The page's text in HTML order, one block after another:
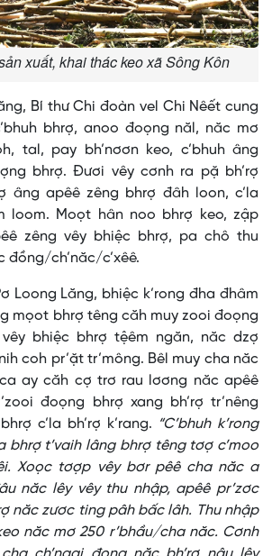
xuất, khai thác keo xã Sông Kôn
Bí thư Chi đoàn vel Chi Nêết cung
bhrợ, anoo đoọng năl, năc mơ
tal, pay bh’nơơn keo, c’bhuh âng
bhrợ. Đươi vêy cơnh ra pặ bh’rợ
âng apêê zêng bhrợ đâh loon, c’la
loom. Moọt hân noo bhrợ keo, zập
zêng vêy bhiệc bhrợ, pa chô thu
đồng/ch’năc/c’xêê.
Loong Lăng, bhiệc k’rong đha đhâm
mọot bhrợ têng căh muy zooi đoọng
bhiệc bhrợ tệêm ngăn, năc dzợ
coh pr’ặt tr’mông. Bêl muy cha năc
ay căh cợ trơ rau lơơng năc apêê
đoọng bhrợ xang bh’rợ tr’nêng
c’la bh’rợ k’rang. “C’bhuh k’rong
bhrợ t’vaih lâng bhrợ têng tơợ c’moo
Xoọc tơợp vêy bơr pêê cha năc a
năc lêy vêy thu nhập, apêê pr’zơc
năc zươc ting pâh bấc lâh. Thu nhập
năc mơ 250 r’bhầu/cha năc. Cơnh